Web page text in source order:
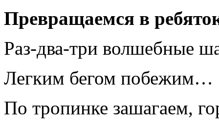
Превращаемся в
Раз-два-три волшебные
Легким бегом побежим…
По тропинке зашагаем,